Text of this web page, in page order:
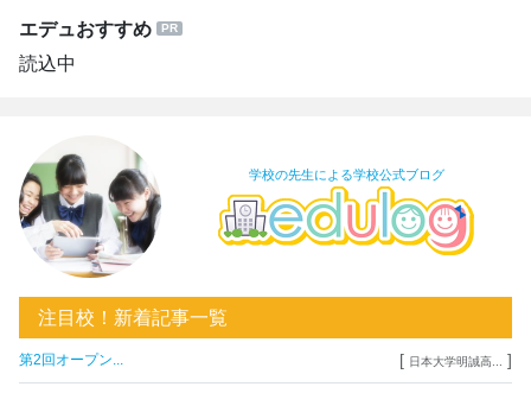
エデュおすすめ
読込中
学校の先生による学校公式ブログ
注目校！新着記事一覧
第2回オープン... [ 日本大学明誠高... ]